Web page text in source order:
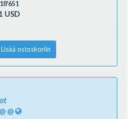
18'651
USD
Lisää ostoskoriin
@ @